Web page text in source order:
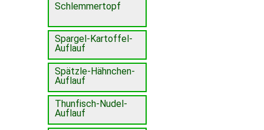
Schlemmertopf
Spargel-Kartoffel-
Auflauf
Spätzle-Hähnchen-
Auflauf
Thunfisch-Nudel-
Auflauf